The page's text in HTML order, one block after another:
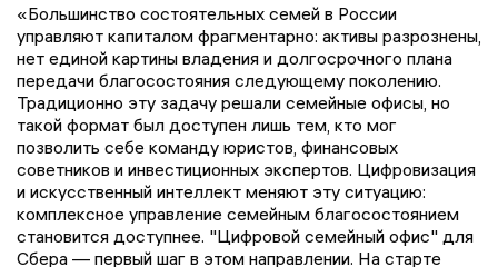
«Большинство состоятельных семей в России
управляют капиталом фрагментарно: активы разрознены,
нет единой картины владения и долгосрочного плана
передачи благосостояния следующему поколению.
Традиционно эту задачу решали семейные офисы, но
такой формат был доступен лишь тем, кто мог
позволить себе команду юристов, финансовых
советников и инвестиционных экспертов. Цифровизация
и искусственный интеллект меняют эту ситуацию:
комплексное управление семейным благосостоянием
становится доступнее. "Цифровой семейный офис" для
Сбера — первый шаг в этом направлении. На старте